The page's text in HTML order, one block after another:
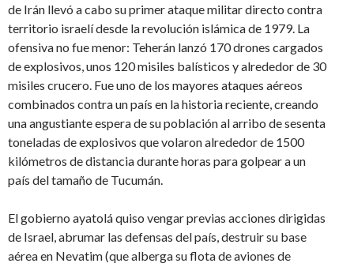
de Irán llevó a cabo su primer ataque militar directo contra
territorio israelí desde la revolución islámica de 1979. La
ofensiva no fue menor: Teherán lanzó 170 drones cargados
de explosivos, unos 120 misiles balísticos y alrededor de 30
misiles crucero. Fue uno de los mayores ataques aéreos
combinados contra un país en la historia reciente, creando
una angustiante espera de su población al arribo de sesenta
toneladas de explosivos que volaron alrededor de 1500
kilómetros de distancia durante horas para golpear a un
país del tamaño de Tucumán.
El gobierno ayatolá quiso vengar previas acciones dirigidas
de Israel, abrumar las defensas del país, destruir su base
aérea en Nevatim (que alberga su flota de aviones de